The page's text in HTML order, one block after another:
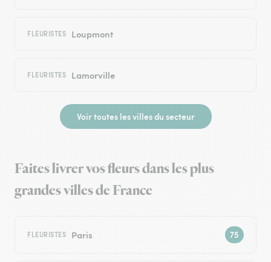
FLEURISTES Loupmont
FLEURISTES Lamorville
Voir toutes les villes du secteur
Faites livrer vos fleurs dans les plus
grandes villes de France
FLEURISTES Paris